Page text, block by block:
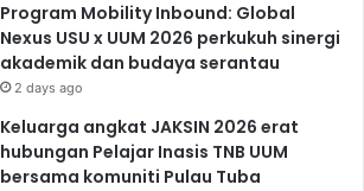
Program Mobility Inbound: Global
Nexus USU x UUM 2026 perkukuh sinergi
akademik dan budaya serantau
2 days ago
Keluarga angkat JAKSIN 2026 erat
hubungan Pelajar Inasis TNB UUM
bersama komuniti Pulau Tuba